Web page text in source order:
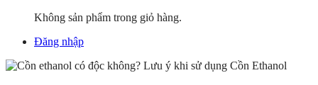
Không sản phẩm trong giỏ hàng.
Đăng nhập